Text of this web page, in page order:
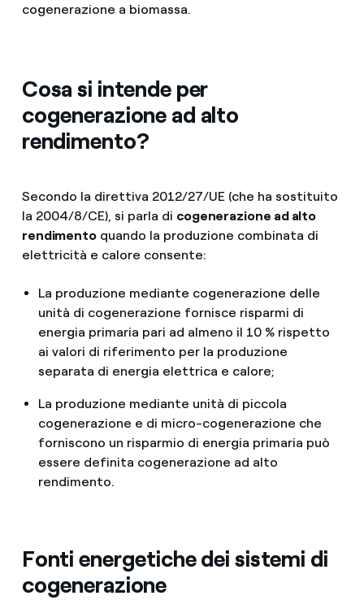
cogenerazione a biomassa.
Cosa si intende per
cogenerazione ad alto
rendimento?
Secondo la direttiva 2012/27/UE (che ha sostituito
la 2004/8/CE), si parla di cogenerazione ad alto
rendimento quando la produzione combinata di
elettricità e calore consente:
La produzione mediante cogenerazione delle
unità di cogenerazione fornisce risparmi di
energia primaria pari ad almeno il 10 % rispetto
ai valori di riferimento per la produzione
separata di energia elettrica e calore;
La produzione mediante unità di piccola
cogenerazione e di micro-cogenerazione che
forniscono un risparmio di energia primaria può
essere definita cogenerazione ad alto
rendimento.
Fonti energetiche dei sistemi di
cogenerazione